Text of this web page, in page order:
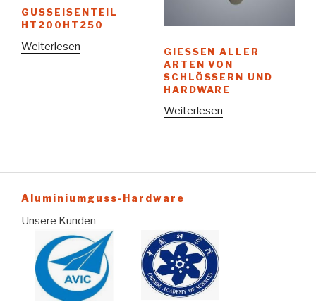
GUSSEISENTEIL
HT200HT250
Weiterlesen
GIESSEN ALLER A
RTEN VON S
CHLÖSSERN UND H
ARDWARE
Weiterlesen
Aluminiumguss-Hardware
Unsere Kunden